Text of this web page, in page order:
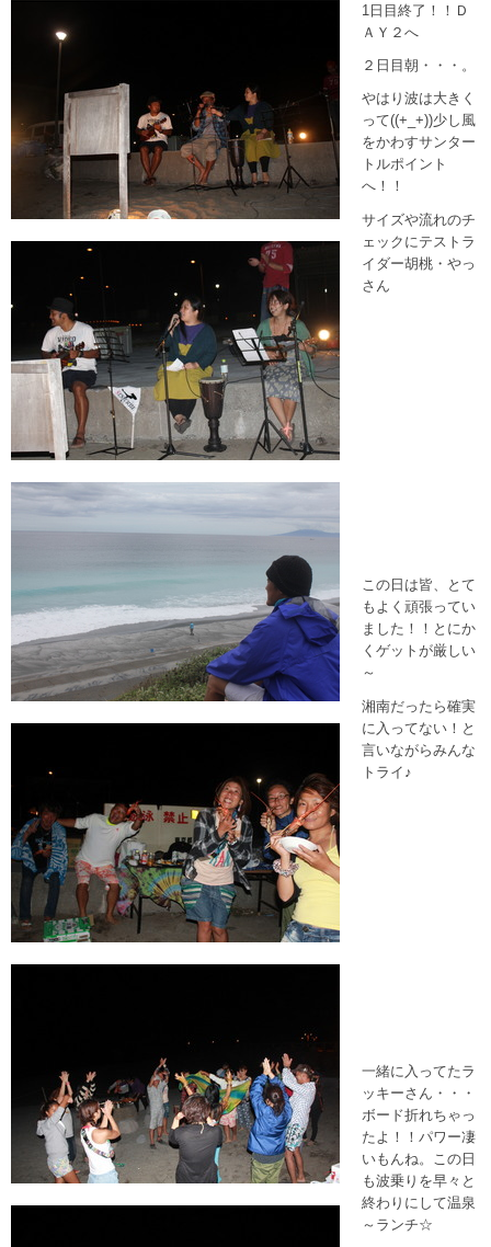
1日目終了！！Ｄ
ＡＹ２へ
２日目朝・・・。
やはり波は大きく
って((+_+))少し風
をかわすサンター
トルポイント
へ！！
サイズや流れのチ
ェックにテストラ
イダー胡桃・やっ
さん
この日は皆、とて
もよく頑張ってい
ました！！とにか
くゲットが厳しい
～
湘南だったら確実
に入ってない！と
言いながらみんな
トライ♪
一緒に入ってたラ
ッキーさん・・・
ボード折れちゃっ
たよ！！パワー凄
いもんね。この日
も波乗りを早々と
終わりにして温泉
～ランチ☆